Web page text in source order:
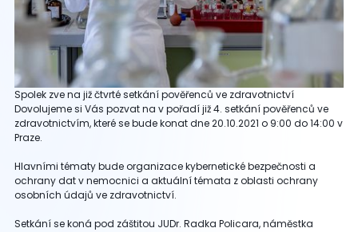
Spolek zve na již čtvrté setkání pověřenců ve zdravotnictví
Dovolujeme si Vás pozvat na v pořadí již 4. setkání pověřenců ve
zdravotnictvím, které se bude konat dne 20.10.2021 o 9:00 do 14:00 v
Praze.
Hlavními tématy bude organizace kybernetické bezpečnosti a
ochrany dat v nemocnici a aktuální témata z oblasti ochrany
osobních údajů ve zdravotnictví.
Setkání se koná pod záštitou JUDr. Radka Policara, náměstka